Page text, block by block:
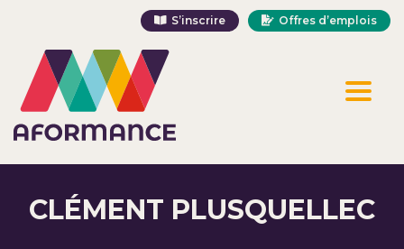
S’inscrire Offres d’emplois
CLÉMENT PLUSQUELLEC